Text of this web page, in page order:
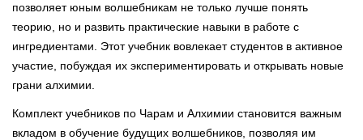
позволяет юным волшебникам не только лучше понять
теорию, но и развить практические навыки в работе с
ингредиентами. Этот учебник вовлекает студентов в активное
участие, побуждая их экспериментировать и открывать новые
грани алхимии.
Комплект учебников по Чарам и Алхимии становится важным
вкладом в обучение будущих волшебников, позволяя им